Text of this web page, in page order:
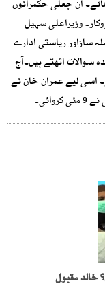
ان جعلی حکمرانوں
وزیراعلی سہیل
میں فیصلہ سازاور ریاستی ادارے
سوالات اٹھتے ہیں۔آج
اسی لیے عمران خان نے
خالد مقبول